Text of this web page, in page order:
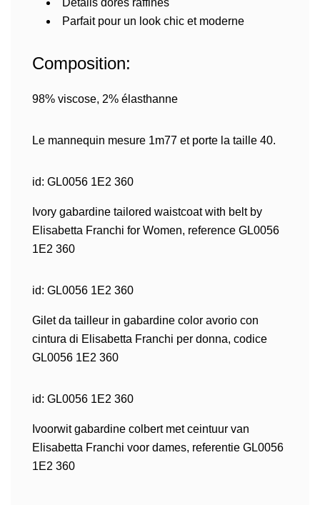
Parfait pour un look chic et moderne
Composition:
98% viscose, 2% élasthanne
Le mannequin mesure 1m77 et porte la taille 40.
id: GL0056 1E2 360
Ivory gabardine tailored waistcoat with belt by
Elisabetta Franchi for Women, reference GL0056
1E2 360
id: GL0056 1E2 360
Gilet da tailleur in gabardine color avorio con
cintura di Elisabetta Franchi per donna, codice
GL0056 1E2 360
id: GL0056 1E2 360
Ivoorwit gabardine colbert met ceintuur van
Elisabetta Franchi voor dames, referentie GL0056
1E2 360